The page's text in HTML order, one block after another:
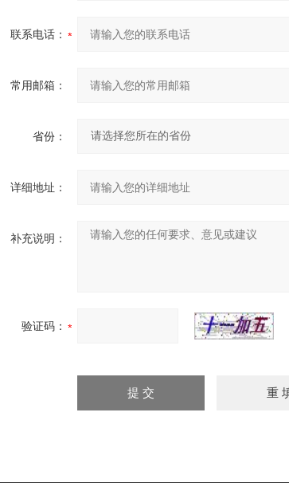
联系电话：
常用邮箱：
省份：
详细地址：
补充说明：
验证码：